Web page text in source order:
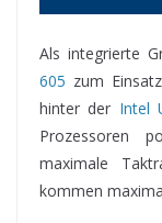
Als integrierte
605 zum
hinter der Intel
Prozessoren
maximale
kommen